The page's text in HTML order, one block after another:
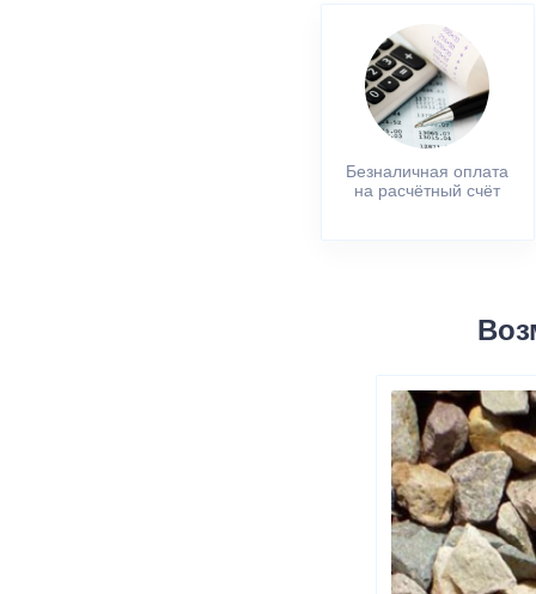
Безналичная оплата
на расчётный счёт